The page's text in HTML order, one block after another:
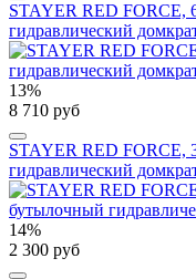
STAYER RED FORCE,
гидравлический
13%
8 710 руб
STAYER RED FORCE,
гидравлический
14%
2 300 руб